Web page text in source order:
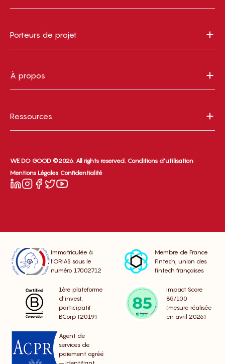
Porteurs de projet
À propos
Ressources
WE DO GOOD ©2026. All rights reserved. Conditions d’utilisation
Mentions Légales Confidentialité
Immatriculée à
l’ORIAS sous le
numéro 17002712
Membre de France
Fintech, union des
fintech françaises
1ère plateforme
d’invest.
participatif
BCorp (2019)
Impact Score
85/100
(mesure réalisée
en avril 2026)
Agent de
services de
paiement agréé